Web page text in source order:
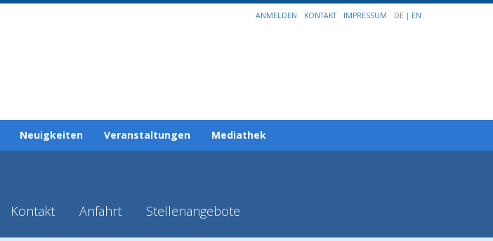
ANMELDEN KONTAKT IMPRESSUM DE | EN
Neuigkeiten Veranstaltungen Mediathek
Kontakt Anfahrt Stellenangebote